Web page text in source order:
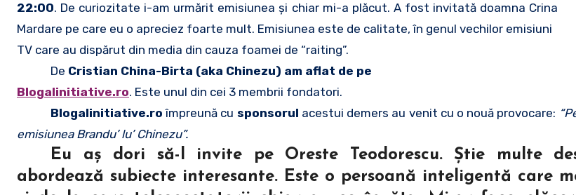
22:00. De curiozitate i-am urmărit emisiunea şi chiar mi-a plăcut. A fost invitată doamna Crina
Mardare pe care eu o apreciez foarte mult. Emisiunea este de calitate, în genul vechilor emisiuni
TV care au dispărut din media din cauza foamei de “raiting”.
De Cristian China-Birta (aka Chinezu) am aflat de pe
Blogalinitiative.ro. Este unul din cei 3 membrii fondatori.
Blogalinitiative.roîmpreună cu sponsorul acestui demers au venit cu o nouă provocare:
emisiunea Brandu’ lu’ Chinezu”.
Eu aş dori să-l invite pe Oreste Teodorescu. Ştie multe
abordează subiecte interesante. Este o persoană inteligentă care